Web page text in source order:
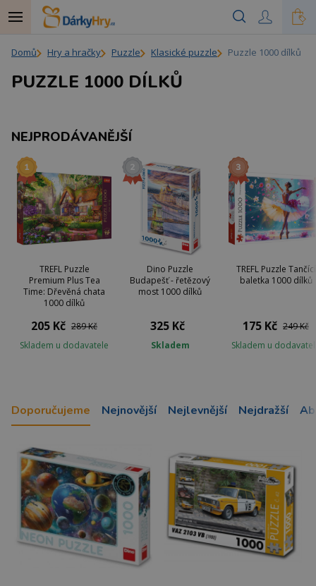
Domů Hry a hračky Puzzle Klasické puzzle Puzzle 1000 dílků
PUZZLE 1000 DÍLKŮ
NEJPRODÁVANĚJŠÍ
TREFL Puzzle
Premium Plus Tea
Time: Dřevěná chata
1000 dílků
205 Kč 289 Kč
Skladem u dodavatele
Dino Puzzle
Budapešť - řetězový
most 1000 dílků
325 Kč
Skladem
TREFL Puzzle Tančící
baletka 1000 dílků
175 Kč 249 Kč
Skladem u
Doporučujeme Nejnovější Nejlevnější Nejdražší